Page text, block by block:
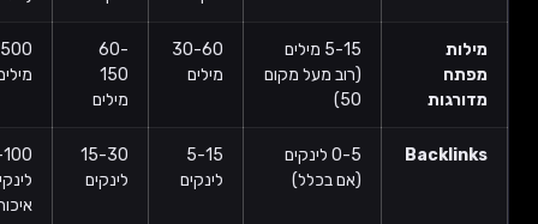
(רוב מעל מקום
50)
30-60
מילים
60-
150
150-500+
מילים
5-15
לינקים
15-30
לינקים
30-100
לינקים